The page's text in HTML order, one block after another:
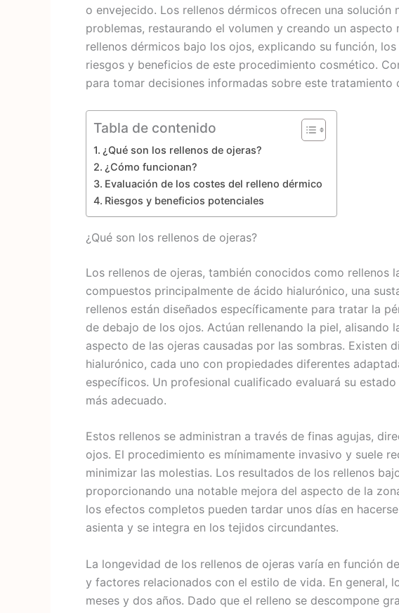
o envejecido. Los rellenos dérmicos ofrecen una
problemas, restaurando el volumen y creando un
rellenos dérmicos bajo los ojos, explicando su función,
riesgos y beneficios de este procedimiento cosmético.
para tomar decisiones informadas sobre este tratamiento
Tabla de contenido
¿Qué son los rellenos de ojeras?
¿Cómo funcionan?
Evaluación de los costes del relleno dérmico
Riesgos y beneficios potenciales
¿Qué son los rellenos de ojeras?
Los rellenos de ojeras, también conocidos como rellenos
compuestos principalmente de ácido hialurónico, una
rellenos están diseñados específicamente para tratar la
de debajo de los ojos. Actúan rellenando la piel, alisando
aspecto de las ojeras causadas por las sombras. Existen
hialurónico, cada uno con propiedades diferentes
específicos. Un profesional cualificado evaluará su
más adecuado.
Estos rellenos se administran a través de finas agujas,
ojos. El procedimiento es mínimamente invasivo y suele
minimizar las molestias. Los resultados de los rellenos
proporcionando una notable mejora del aspecto de la
los efectos completos pueden tardar unos días en
asienta y se integra en los tejidos circundantes.
La longevidad de los rellenos de ojeras varía en función
y factores relacionados con el estilo de vida. En general,
meses y dos años. Dado que el relleno se descompone